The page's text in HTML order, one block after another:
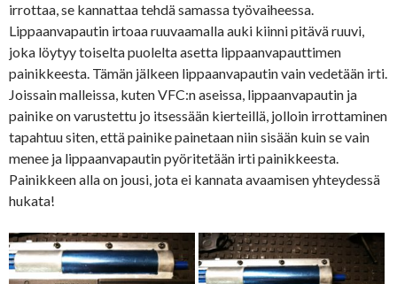
irrottaa, se kannattaa tehdä samassa työvaiheessa.
Lippaanvapautin irtoaa ruuvaamalla auki kiinni pitävä ruuvi,
joka löytyy toiselta puolelta asetta lippaanvapauttimen
painikkeesta. Tämän jälkeen lippaanvapautin vain vedetään irti.
Joissain malleissa, kuten VFC:n aseissa, lippaanvapautin ja
painike on varustettu jo itsessään kierteillä, jolloin irrottaminen
tapahtuu siten, että painike painetaan niin sisään kuin se vain
menee ja lippaanvapautin pyöritetään irti painikkeesta.
Painikkeen alla on jousi, jota ei kannata avaamisen yhteydessä
hukata!